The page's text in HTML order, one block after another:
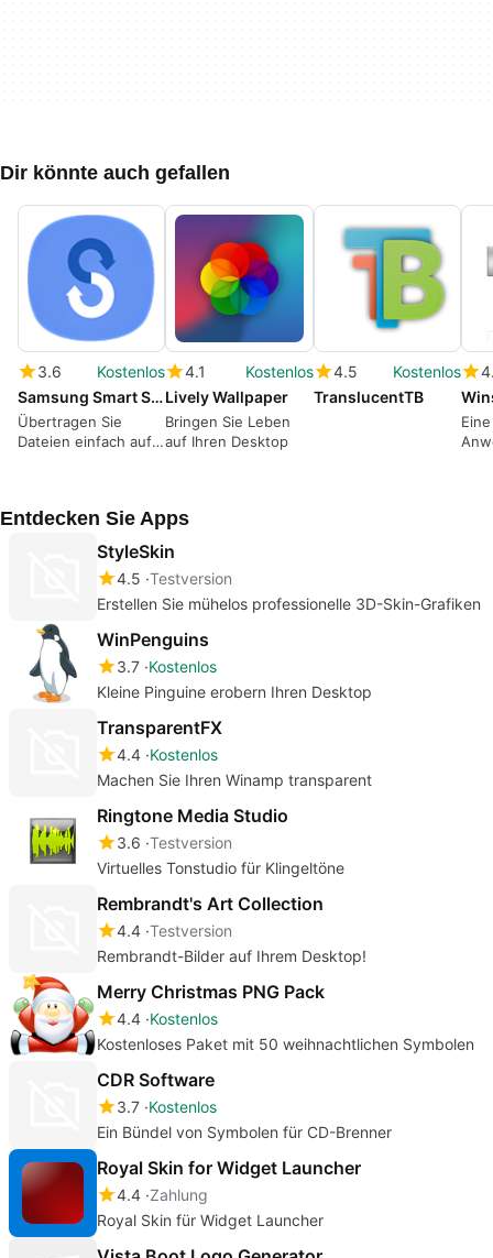
Dir könnte auch gefallen
3.6
Kostenlos
Samsung Smart Switch
Übertragen Sie
Dateien einfach auf
4.1
Kostenlos
Lively Wallpaper
Bringen Sie Leben
auf Ihren Desktop
4.5
Kostenlos
TranslucentTB
Entdecken Sie Apps
StyleSkin
4.5 Testversion
Erstellen Sie mühelos professionelle 3D-Skin-Grafiken
WinPenguins
3.7 Kostenlos
Kleine Pinguine erobern Ihren Desktop
TransparentFX
4.4 Kostenlos
Machen Sie Ihren Winamp transparent
Ringtone Media Studio
3.6 Testversion
Virtuelles Tonstudio für Klingeltöne
Rembrandt's Art Collection
4.4 Testversion
Rembrandt-Bilder auf Ihrem Desktop!
Merry Christmas PNG Pack
4.4 Kostenlos
Kostenloses Paket mit 50 weihnachtlichen Symbolen
CDR Software
3.7 Kostenlos
Ein Bündel von Symbolen für CD-Brenner
Royal Skin for Widget Launcher
4.4 Zahlung
Royal Skin für Widget Launcher